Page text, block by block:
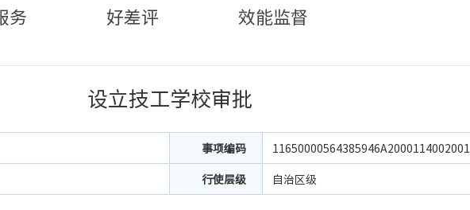
务 好差评 效能监督
设立技工学校审批
事项编码
11650000564385946A2000114002001
行使层级 自治区级